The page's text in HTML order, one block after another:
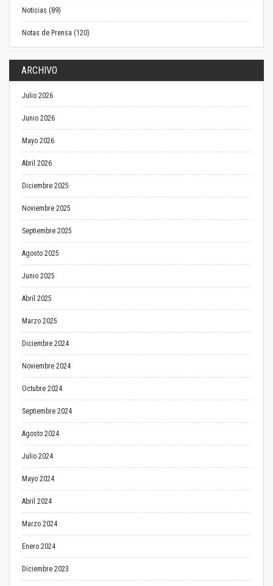
Noticias (89)
Notas de Prensa (120)
ARCHIVO
Julio 2026
Junio 2026
Mayo 2026
Abril 2026
Diciembre 2025
Noviembre 2025
Septiembre 2025
Agosto 2025
Junio 2025
Abril 2025
Marzo 2025
Diciembre 2024
Noviembre 2024
Octubre 2024
Septiembre 2024
Agosto 2024
Julio 2024
Mayo 2024
Abril 2024
Marzo 2024
Enero 2024
Diciembre 2023